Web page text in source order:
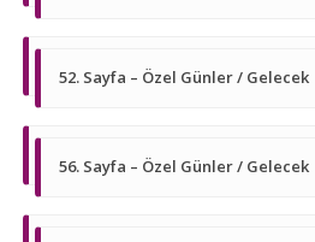
52. Sayfa – Özel Günler / Gelecek
56. Sayfa – Özel Günler / Gelecek